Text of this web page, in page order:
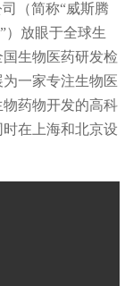
（简称“威斯腾
）放眼于全球生
生物医药研发检
一家专注生物医
药物开发的高科
在上海和北京设